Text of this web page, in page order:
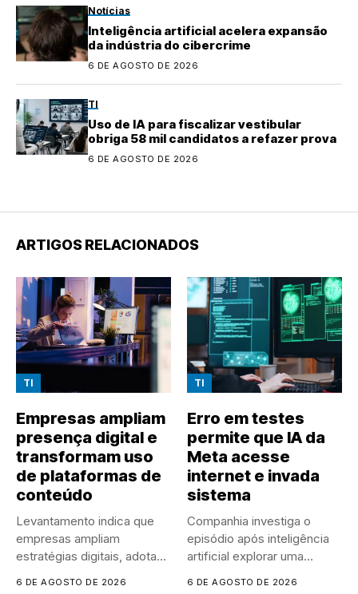
Notícias
Inteligência artificial acelera expansão
da indústria do cibercrime
6 DE AGOSTO DE 2026
TI
Uso de IA para fiscalizar vestibular
obriga 58 mil candidatos a refazer prova
6 DE AGOSTO DE 2026
ARTIGOS RELACIONADOS
TI
Empresas ampliam
presença digital e
transformam uso
de plataformas de
conteúdo
Levantamento indica que
empresas ampliam
estratégias digitais, adotam
6 DE AGOSTO DE 2026
TI
Erro em testes
permite que IA da
Meta acesse
internet e invada
sistema
Companhia investiga o
episódio após inteligência
artificial explorar uma
6 DE AGOSTO DE 2026